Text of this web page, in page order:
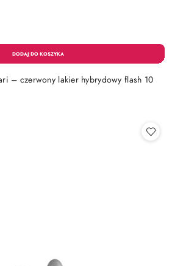
– czerwony lakier hybrydowy flash 10